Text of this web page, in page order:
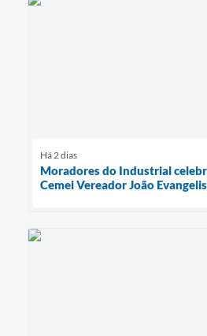
Há 2 dias
Moradores do Industrial
Cemei Vereador João